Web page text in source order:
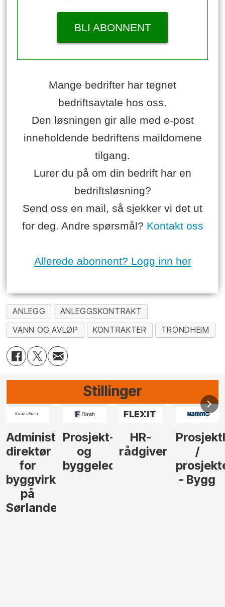
BLI ABONNENT
Mange bedrifter har tegnet
bedriftsavtale hos oss.
Den løsningen gir alle med e-post
inneholdende bedriftens maildomene
tilgang.
Lurer du på om din bedrift har en
bedriftsløsning?
Send oss en mail, så sjekker vi det ut
for deg. Andre spørsmål? Kontakt oss
Allerede abonnent? Logg inn her
ANLEGG
ANLEGGSKONTRAKT
VANN OG AVLØP
KONTRAKTER TRONDHEIM
Stillinger
HR-
rådgiver
Prosjektleder
/
prosjekteringsleder
Vi
behøver
elektrofagfolk
Anlegg
søker
Elektro